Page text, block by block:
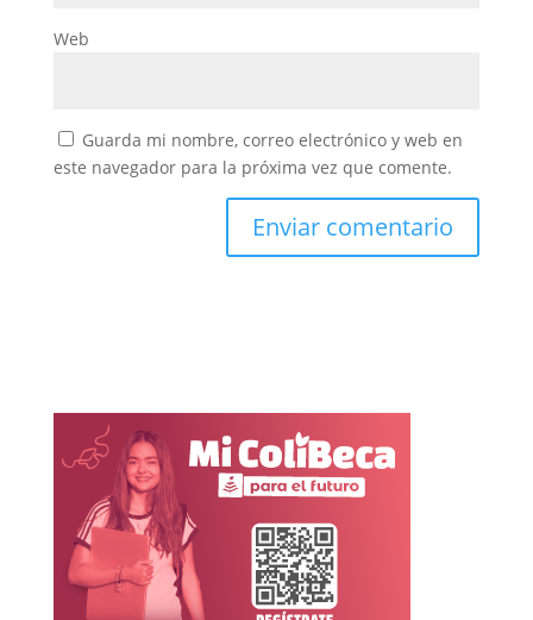
Web
Guarda mi nombre, correo electrónico y web en
este navegador para la próxima vez que comente.